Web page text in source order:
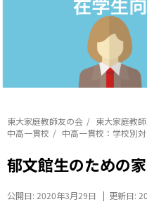
東大家庭教師友の会
東大家庭教
中高一貫校
中高一貫校：学校別
郁文館生のための
公開日: 2020年3月29日 | 更新日: